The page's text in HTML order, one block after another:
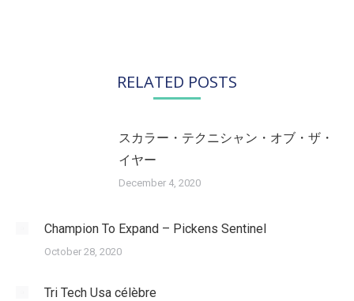
RELATED POSTS
スカラー・テクニシャン・オブ・ザ・
イヤー
December 4, 2020
Champion To Expand – Pickens Sentinel
October 28, 2020
Tri Tech Usa célèbre